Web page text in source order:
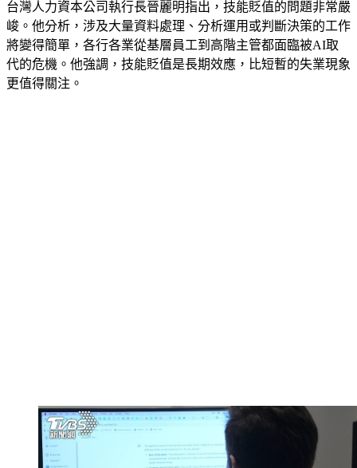
台灣人力資本公司執行長晉麗明指出，技能貶值的問題非常嚴
峻。他分析，涉及大量資料處理、分析運用或判斷決策的工作
將變得簡單，各行各業從基層員工到高階主管都面臨被AI取
代的危機。他強調，技能貶值是長期效應，比短暫的失業現象